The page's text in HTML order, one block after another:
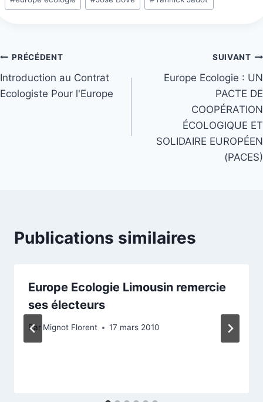
Navigation
de
PRÉCÉDENT
Introduction au Contrat
Ecologiste Pour l'Europe
SUIVANT
Europe Ecologie : UN
PACTE DE
COOPÉRATION
ÉCOLOGIQUE ET
SOLIDAIRE EUROPÉEN
(PACES)
Publications similaires
Europe Ecologie Limousin remercie
ses électeurs
Par Mignot Florent 17 mars 2010